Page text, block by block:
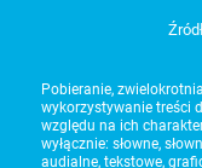
Pobieranie,
wykorzystywanie treści
względu na ich
wyłącznie: słowne,
audialne, tekstowe,